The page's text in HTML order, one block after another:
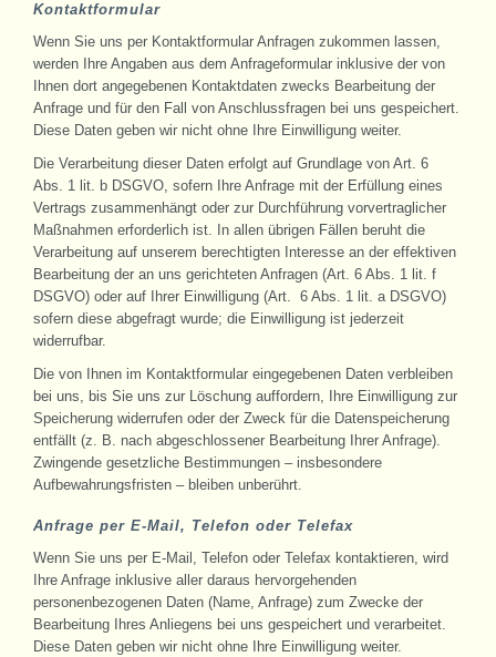
Kontaktformular
Wenn Sie uns per Kontaktformular Anfragen zukommen lassen,
werden Ihre Angaben aus dem Anfrageformular inklusive der von
Ihnen dort angegebenen Kontaktdaten zwecks Bearbeitung der
Anfrage und für den Fall von Anschlussfragen bei uns gespeichert.
Diese Daten geben wir nicht ohne Ihre Einwilligung weiter.
Die Verarbeitung dieser Daten erfolgt auf Grundlage von Art. 6
Abs. 1 lit. b DSGVO, sofern Ihre Anfrage mit der Erfüllung eines
Vertrags zusammenhängt oder zur Durchführung vorvertraglicher
Maßnahmen erforderlich ist. In allen übrigen Fällen beruht die
Verarbeitung auf unserem berechtigten Interesse an der effektiven
Bearbeitung der an uns gerichteten Anfragen (Art. 6 Abs. 1 lit. f
DSGVO) oder auf Ihrer Einwilligung (Art. 6 Abs. 1 lit. a DSGVO)
sofern diese abgefragt wurde; die Einwilligung ist jederzeit
widerrufbar.
Die von Ihnen im Kontaktformular eingegebenen Daten verbleiben
bei uns, bis Sie uns zur Löschung auffordern, Ihre Einwilligung zur
Speicherung widerrufen oder der Zweck für die Datenspeicherung
entfällt (z. B. nach abgeschlossener Bearbeitung Ihrer Anfrage).
Zwingende gesetzliche Bestimmungen – insbesondere
Aufbewahrungsfristen – bleiben unberührt.
Anfrage per E-Mail, Telefon oder Telefax
Wenn Sie uns per E-Mail, Telefon oder Telefax kontaktieren, wird
Ihre Anfrage inklusive aller daraus hervorgehenden
personenbezogenen Daten (Name, Anfrage) zum Zwecke der
Bearbeitung Ihres Anliegens bei uns gespeichert und verarbeitet.
Diese Daten geben wir nicht ohne Ihre Einwilligung weiter.